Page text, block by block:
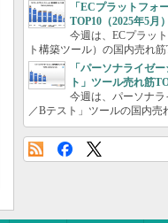
「ECプラットフォ
TOP10（2025年5月）
今週は、ECプラッ
ト構築ツール）の国内売れ筋
「パーソナライゼ
ト」ツール売れ筋
今週は、パーソナ
／Bテスト」ツールの国内売